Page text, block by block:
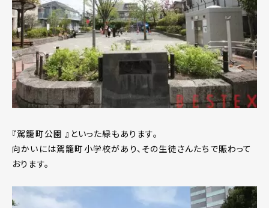
『駕籠町公園 』といった緑もあります。
向かいには駕籠町小学校があり、その生徒さんたちで賑わって
おります。